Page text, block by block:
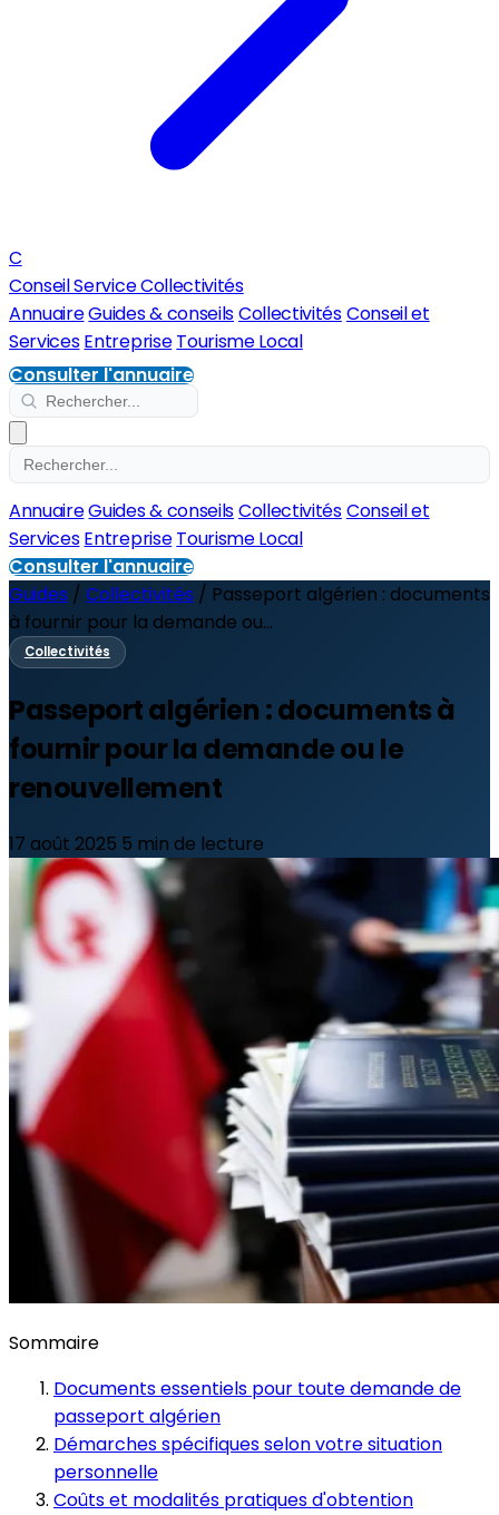
C
Conseil Service Collectivités
AnnuaireGuides & conseilsCollectivitésConseil et
ServicesEntreprise Tourisme Local
Consulter l'annuaire
AnnuaireGuides & conseilsCollectivitésConseil et
ServicesEntreprise Tourisme Local
Consulter l'annuaire
Guides / Collectivités / Passeport algérien : documents
à fournir pour la demande ou...
Collectivités
Passeport algérien : documents à
fournir pour la demande ou le
renouvellement
17 août 2025 5 min de lecture
Sommaire
Documents essentiels pour toute demande de
passeport algérien
Démarches spécifiques selon votre situation
personnelle
Coûts et modalités pratiques d'obtention